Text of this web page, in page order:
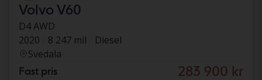
Volvo V60
D4 AWD
2020
8 247 mil
Diesel
Svedala
Fast pris 283 900 kr